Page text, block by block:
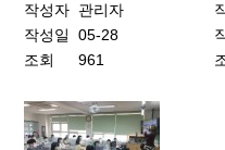
작성자 관리자
작성일
05-28
조회
961